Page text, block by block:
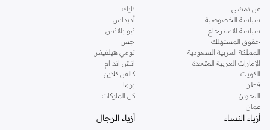
تسوق بثقة:
توصيل سريع في جميع أنحاء السعودية
إرجاع واستبدال سهل
خيارات دفع آمنة
جدد خزانة ملابسك بأحدث ما توصلت إليه نيفر فولي دريسد. تسوق الآن واستمتع بأزياء
تلهمك.
يضم متجر نمشي السعودية أونلاين مجموعة ضخمة من المنتجات من أفضل العلامات
التجارية، بداية من الأزياء وحتى مستلزمات المنزل. ستجد لدينا كل ما ترغب به من
الملابس والأحذية والإكسسوارات وكافة احتياجاتك الأخرى من علامات رائدة مثل:
ديفاكتو ، و ديزل، وبيير كاردان تومي هيلفيغر، وريفر ايلاند
ومايكل كورس ، وبيفرلي هيلز بولو كلوب ، وأمريكان إيجل
لورين
كما ستجد ملابس للكبار والأطفال لدى نمشي السعودية من علامات مثل
وماركات خاصة بالأطفال مثل
وأخرى للرضع مثل مذركير
عن نمشي
سياسة الخصوصية
سياسة الاسترجاع
حقوق المستهلك
المملكة العربية السعودية
الإمارات العربية المتحدة
الكويت
قطر
البحرين
عمان
نايك
أديداس
نيو بالانس
جس
تومي هيلفيغر
اتش اند ام
كالفن كلاين
بوما
كل الماركات
أزياء النساء أزياء الرجال